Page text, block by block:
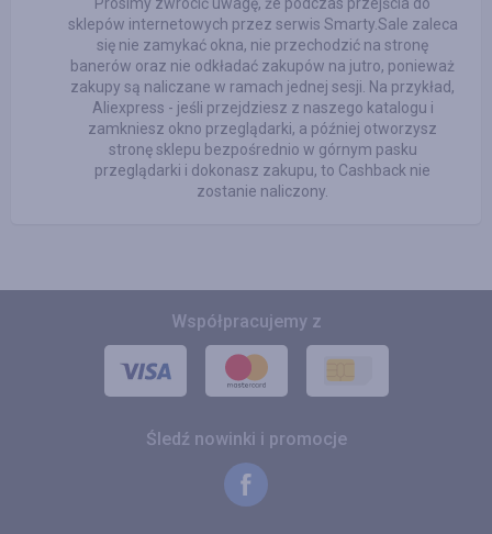
sklepów internetowych przez serwis Smarty.Sale zaleca
się nie zamykać okna, nie przechodzić na stronę
banerów oraz nie odkładać zakupów na jutro, ponieważ
zakupy są naliczane w ramach jednej sesji. Na przykład,
Aliexpress - jeśli przejdziesz z naszego katalogu i
zamkniesz okno przeglądarki, a później otworzysz
stronę sklepu bezpośrednio w górnym pasku
przeglądarki i dokonasz zakupu, to Cashback nie
zostanie naliczony.
Współpracujemy z
Śledź nowinki i promocje